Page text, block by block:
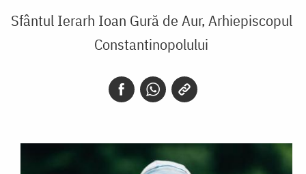
Sfântul Ierarh Ioan Gură de Aur, Arhiepiscopul
Constantinopolului